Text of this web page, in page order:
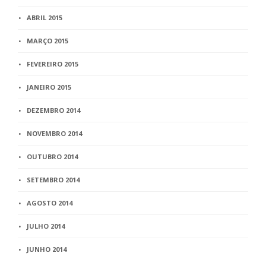
ABRIL 2015
MARÇO 2015
FEVEREIRO 2015
JANEIRO 2015
DEZEMBRO 2014
NOVEMBRO 2014
OUTUBRO 2014
SETEMBRO 2014
AGOSTO 2014
JULHO 2014
JUNHO 2014